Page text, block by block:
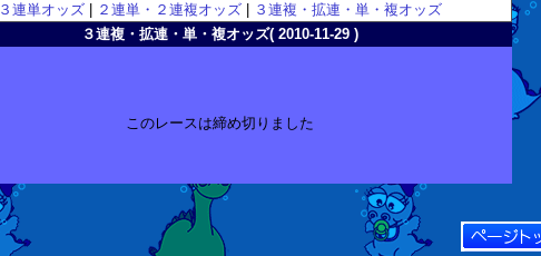
３連単オッズ| ２連単・２連複オッズ|
３連複・拡連・単・複オッズ
３連複・拡連・単・複オッズ( 2010-11-29 )
このレースは締め切りました